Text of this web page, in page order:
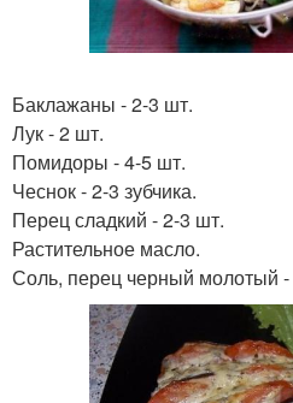
Баклажаны - 2-3 шт.
Лук - 2 шт.
Помидоры - 4-5 шт.
Чеснок - 2-3 зубчика.
Перец сладкий - 2-3 шт.
Растительное масло.
Соль, перец черный молотый -